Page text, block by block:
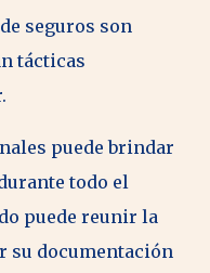
seguros son
tácticas
puede brindar
todo el
puede reunir la
su documentación